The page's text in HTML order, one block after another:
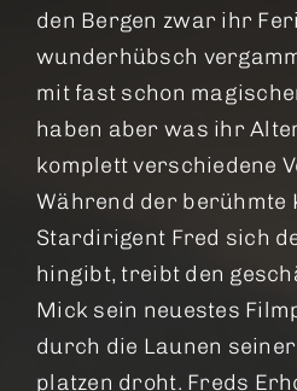
den Bergen zwar ihr
wunderhübsch
mit fast schon
haben aber was ihr
komplett verschiedene
Während der berühmte
Stardirigent Fred sich
hingibt, treibt den
Mick sein neuestes
durch die Launen
platzen droht. Freds